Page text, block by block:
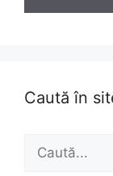
Caută în
Caută